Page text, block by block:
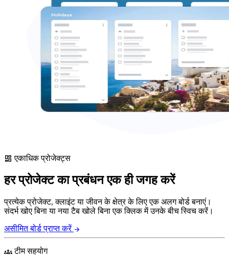
dashboard एकाधिक प्रोजेक्ट्स
हर प्रोजेक्ट का प्रबंधन एक ही जगह करें
प्रत्येक प्रोजेक्ट, क्लाइंट या जीवन के क्षेत्र के लिए एक अलग बोर्ड बनाएं।
संदर्भ खोए बिना या नया टैब खोले बिना एक क्लिक में उनके बीच स्विच करें।
असीमित बोर्ड प्राप्त करें arrow_forward
groupsटीम सहयोग